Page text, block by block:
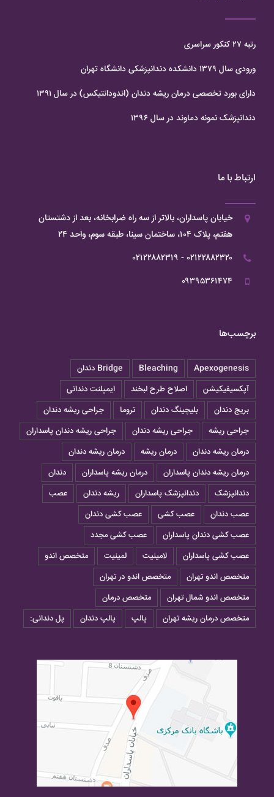
رتبه ۲۷ کنکور سراسری
ورودی سال ۱۳۷۹ دانشکده دندانپزشکی دانشگاه تهران
دارای بورد تخصصی درمان ریشه دندان (اندودانتیکس) در سال ۱۳۹۱
دندانپزشک نمونه دماوند در سال ۱۳۹۶
ارتباط با ما
خیابان پاسداران، بالاتر از سه راه ضرابخانه، بعد از دشتستان
هفتم، پلاک ۱۰۴، ساختمان سینا، طبقه سوم، واحد ۲۴
۰۲۱۲۲۸۸۲۳۲۰ - ۰۲۱۲۲۸۸۲۳۱۹
۰۹۳۹۵۳۶۱۴۷۴
برچسب‌ها
Apexogenesis
Bleaching
Bridge دندان
آپکسیفیکیشن
اصلاح طرح لبخند
ایمپلنت دندانی
بریج دندان
بلیچینگ دندان تروما
جراحی ريشه دندان
جراحی ریشه
جراحی ریشه دندان
جراحی ریشه دندان پاسداران
درمان ريشه دندان
درمان ریشه
درمان ریشه دندان
درمان ریشه دندان پاسداران
درمان ریشه پاسداران
دندان
دندانپزشک
دندانپزشک پاسداران ریشه دندان
عصب
عصب دندان
عصب کشی
عصب کشی دندان
عصب کشی دندان پاسداران
عصب کشی مجدد
عصب کشی پاسداران
لامینیت لمینیت
متخصص اندو
متخصص اندو تهران
متخصص اندو در تهران
متخصص اندو شمال تهران
متخصص درمان
متخصص درمان ریشه تهران
پالپ پالپ دندان پل دندانی: